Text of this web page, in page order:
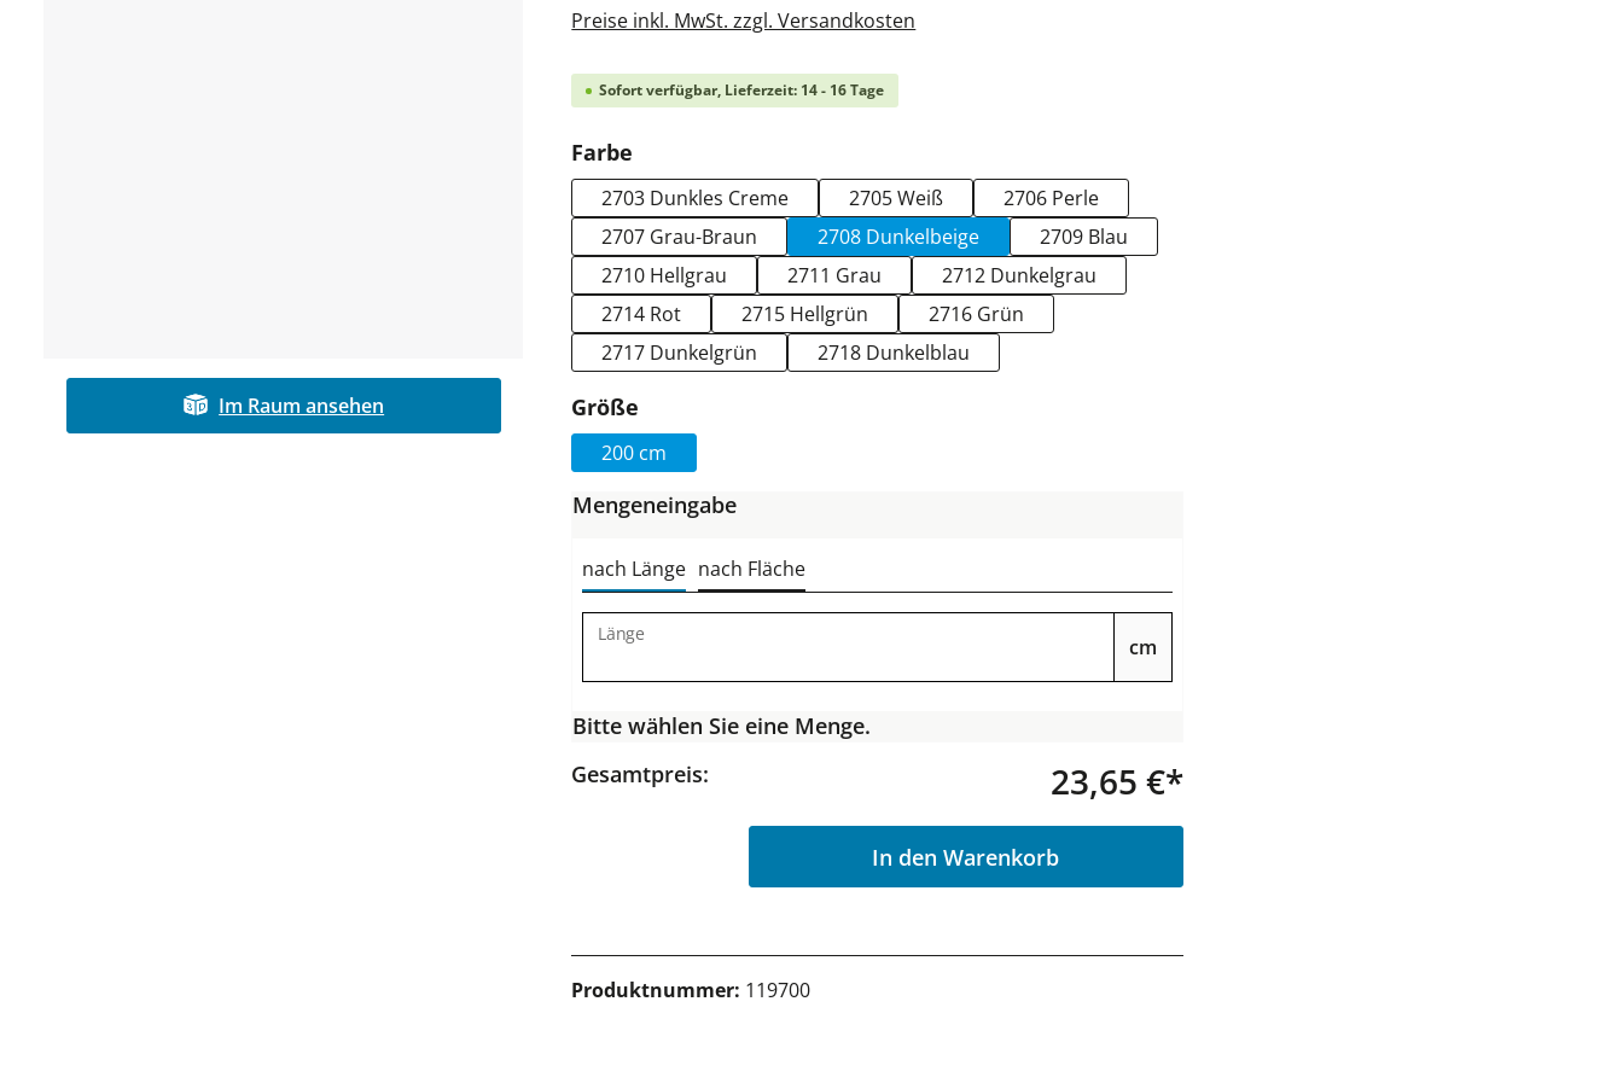
Im Raum ansehen
Preise inkl. MwSt. zzgl. Versandkosten
Sofort verfügbar, Lieferzeit: 14 - 16 Tage
Farbe
2703 Dunkles Creme 2705 Weiß
2706 Perle
2707 Grau-Braun
2708 Dunkelbeige
2709 Blau
2710 Hellgrau
2711 Grau
2712 Dunkelgrau
2714 Rot
2715 Hellgrün
2716 Grün
2717 Dunkelgrün
2718 Dunkelblau
Größe
200 cm
Mengeneingabe
nach Länge nach Fläche
Länge
cm
Bitte wählen Sie eine Menge.
Gesamtpreis:
23,65 €*
In den Warenkorb
Produktnummer: 119700